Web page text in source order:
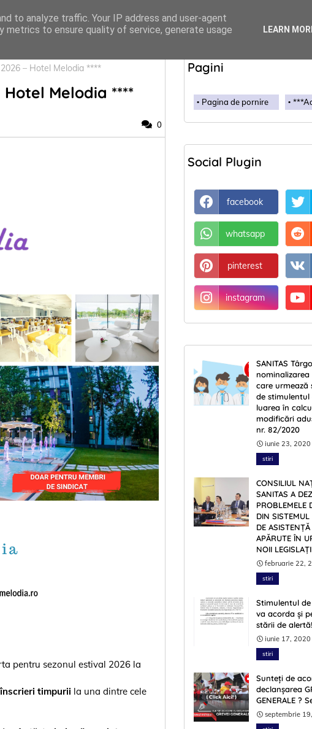
Conducere Contact
– Hotel Melodia ****
Melodia ****
0
pentru sezonul estival 2026 la
timpurii la una dintre cele
Pagini
Pagina de pornire
Social Plugin
facebook
whatsapp
pinterest
instagram
SANITAS
nominalizarea
care urmează
de stimulentul
luarea în
modificări
nr. 82/2020
iunie 23, 2020
stiri
CONSILIUL
SANITAS A
PROBLEMELE
DIN SISTEMUL
DE
APĂRUTE ÎN
NOII
februarie 22,
stiri
Stimulentul
va acorda și
stării de alertă!
iunie 17, 2020
stiri
Sunteți de
declanșarea
GENERALE ?
septembrie
to analyze traffic. Your IP address and user-agent
metrics to ensure quality of service, generate usage
LEARN